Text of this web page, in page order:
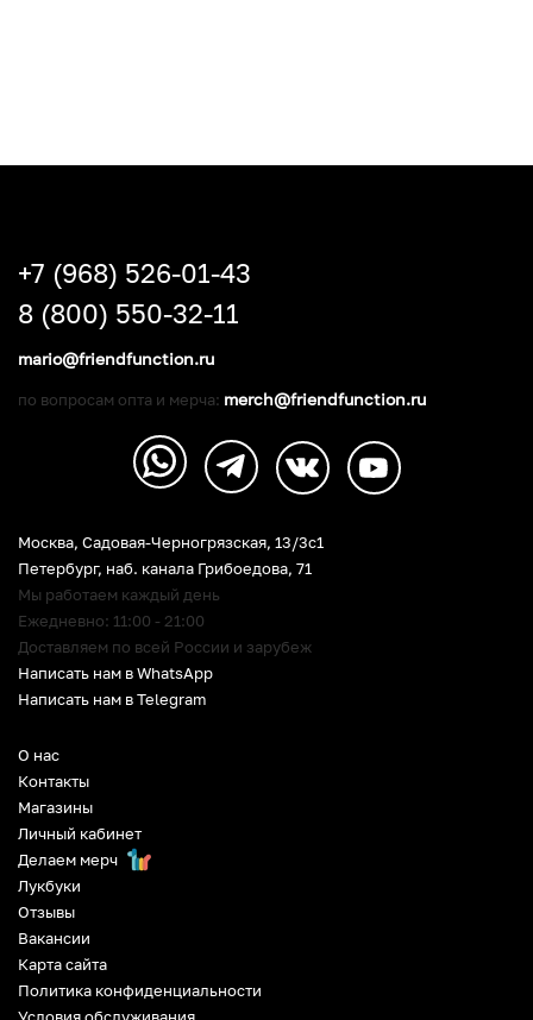
О нас
Контакты
Магазины
Личный кабинет
Делаем мерч
Лукбуки
Отзывы
Вакансии
Карта сайта
Политика конфиденциальности
Москва, Садовая-Черногрязская, 13/3c1
Петербург, наб. канала Грибоедова, 71
Мы работаем каждый день
Ежедневно: 11:00 - 21:00
Доставляем по всей России и зарубеж
Написать нам в WhatsApp
Написать нам в Telegram
+7 (968) 526-01-43
8 (800) 550-32-11
mario@friendfunction.ru
по вопросам опта и мерча: merch@friendfunction.ru